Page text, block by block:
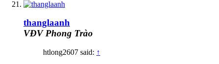
thanglaanh
VĐV Phong Trào
htlong2607 said: ↑